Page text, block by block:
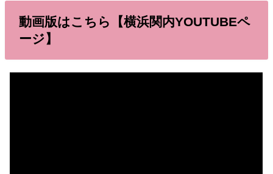
動画版はこちら【横浜関内YOUTUBEペ
ージ】